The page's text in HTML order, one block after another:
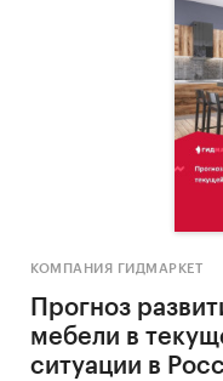
КОМПАНИЯ ГИДМАРКЕТ
Прогноз
мебели в
ситуации в